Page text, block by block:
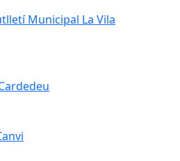
Municipal La Vila